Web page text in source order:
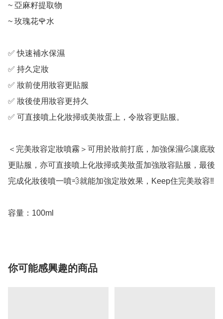
~ 亞麻籽提取物
~ 玫瑰花🌹水
✅ 快速補水保濕
✅ 持久定妝
✅ 妝前使用妝容更貼服
✅ 妝後使用妝容更持久
✅ 可直接噴上化妝掃或美妝蛋上，令妝容更貼服。
＜完美妝容定妝噴霧＞可用於妝前打底，加強保濕💦讓底妝
更貼服，亦可直接噴上化妝掃或美妝蛋加強妝容貼服，最後
完成化妝後噴一噴💨就能加強定妝效果，Keep住完美妝容‼️
容量：100ml
你可能感興趣的商品